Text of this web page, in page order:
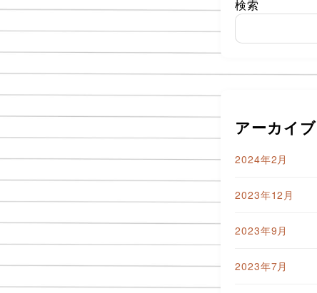
検索
アーカイブ
2024年2月
2023年12月
2023年9月
2023年7月